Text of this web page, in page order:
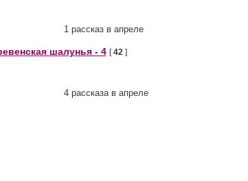
1 рассказ в апреле
шалунья - 4 [42]
4 рассказа в апреле